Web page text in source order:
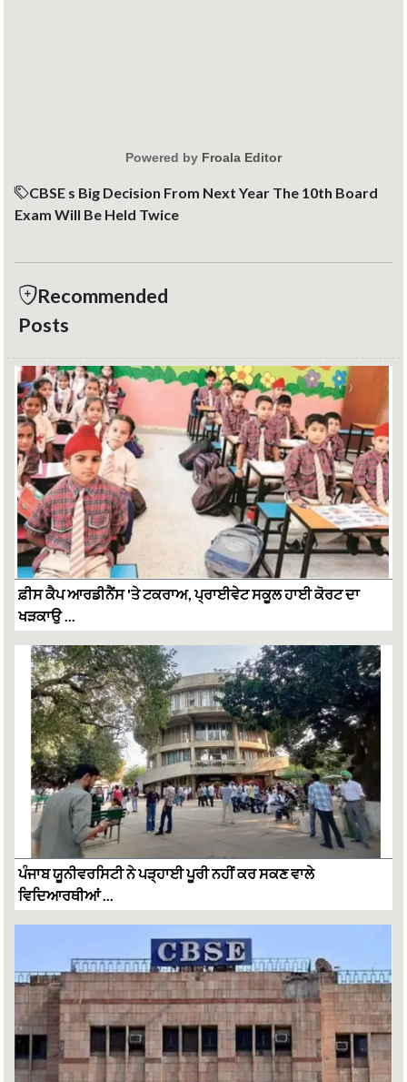
Powered by Froala Editor
CBSE s Big Decision From Next Year The 10th Board
Exam Will Be Held Twice
Recommended
Posts
ਫ਼ੀਸ ਕੈਪ ਆਰਡੀਨੈਂਸ 'ਤੇ ਟਕਰਾਅ, ਪ੍ਰਾਈਵੇਟ ਸਕੂਲ ਹਾਈ ਕੋਰਟ ਦਾ
ਖੜਕਾਉ ...
ਪੰਜਾਬ ਯੂਨੀਵਰਸਿਟੀ ਨੇ ਪੜ੍ਹਾਈ ਪੂਰੀ ਨਹੀਂ ਕਰ ਸਕਣ ਵਾਲੇ
ਵਿਦਿਆਰਥੀਆਂ ...